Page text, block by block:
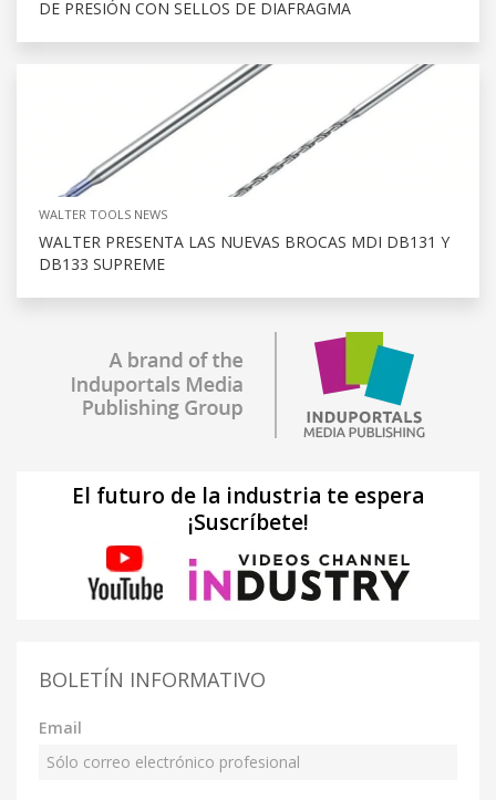
DE PRESIÓN CON SELLOS DE DIAFRAGMA
WALTER TOOLS NEWS
WALTER PRESENTA LAS NUEVAS BROCAS MDI DB131 Y
DB133 SUPREME
El futuro de la industria te espera
¡Suscríbete!
BOLETÍN INFORMATIVO
Email